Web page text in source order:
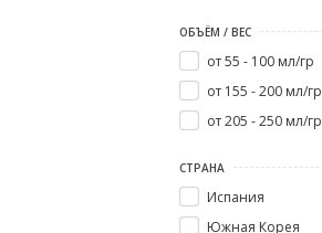
ОБЪЁМ / ВЕС
от 55 - 100 мл/гр
от 155 - 200 мл/гр
от 205 - 250 мл/гр
СТРАНА
Испания
Южная Корея